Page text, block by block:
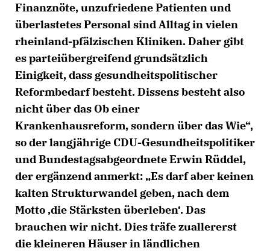
Finanznöte, unzufriedene Patienten und
überlastetes Personal sind Alltag in vielen
rheinland-pfälzischen Kliniken. Daher gibt
es parteiübergreifend grundsätzlich
Einigkeit, dass gesundheitspolitischer
Reformbedarf besteht. Dissens besteht also
nicht über das Ob einer
Krankenhausreform, sondern über das Wie“,
so der langjährige CDU-Gesundheitspolitiker
und Bundestagsabgeordnete Erwin Rüddel,
der ergänzend anmerkt: „Es darf aber keinen
kalten Strukturwandel geben, nach dem
Motto ‚die Stärksten überleben‘. Das
brauchen wir nicht. Dies träfe zuallererst
die kleineren Häuser in ländlichen